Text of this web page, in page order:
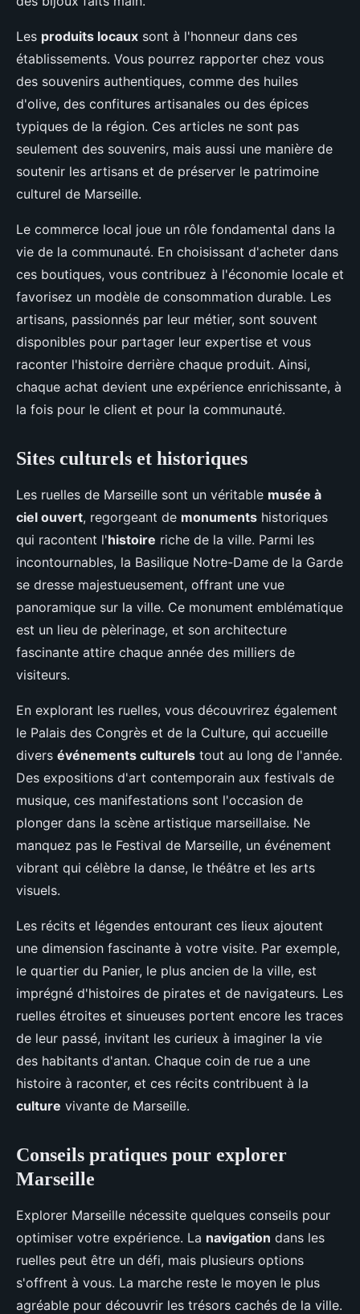
Les produits locaux sont à l'honneur dans ces
établissements. Vous pourrez rapporter chez vous
des souvenirs authentiques, comme des huiles
d'olive, des confitures artisanales ou des épices
typiques de la région. Ces articles ne sont pas
seulement des souvenirs, mais aussi une manière de
soutenir les artisans et de préserver le patrimoine
culturel de Marseille.
Le commerce local joue un rôle fondamental dans la
vie de la communauté. En choisissant d'acheter dans
ces boutiques, vous contribuez à l'économie locale et
favorisez un modèle de consommation durable. Les
artisans, passionnés par leur métier, sont souvent
disponibles pour partager leur expertise et vous
raconter l'histoire derrière chaque produit. Ainsi,
chaque achat devient une expérience enrichissante, à
la fois pour le client et pour la communauté.
Sites culturels et historiques
Les ruelles de Marseille sont un véritable musée à
ciel ouvert, regorgeant de monuments historiques
qui racontent l'histoire riche de la ville. Parmi les
incontournables, la Basilique Notre-Dame de la Garde
se dresse majestueusement, offrant une vue
panoramique sur la ville. Ce monument emblématique
est un lieu de pèlerinage, et son architecture
fascinante attire chaque année des milliers de
visiteurs.
En explorant les ruelles, vous découvrirez également
le Palais des Congrès et de la Culture, qui accueille
divers événements culturels tout au long de l'année.
Des expositions d'art contemporain aux festivals de
musique, ces manifestations sont l'occasion de
plonger dans la scène artistique marseillaise. Ne
manquez pas le Festival de Marseille, un événement
vibrant qui célèbre la danse, le théâtre et les arts
visuels.
Les récits et légendes entourant ces lieux ajoutent
une dimension fascinante à votre visite. Par exemple,
le quartier du Panier, le plus ancien de la ville, est
imprégné d'histoires de pirates et de navigateurs. Les
ruelles étroites et sinueuses portent encore les traces
de leur passé, invitant les curieux à imaginer la vie
des habitants d'antan. Chaque coin de rue a une
histoire à raconter, et ces récits contribuent à la
culture vivante de Marseille.
Conseils pratiques pour explorer
Marseille
Explorer Marseille nécessite quelques conseils pour
optimiser votre expérience. La navigation dans les
ruelles peut être un défi, mais plusieurs options
s'offrent à vous. La marche reste le moyen le plus
agréable pour découvrir les trésors cachés de la ville.